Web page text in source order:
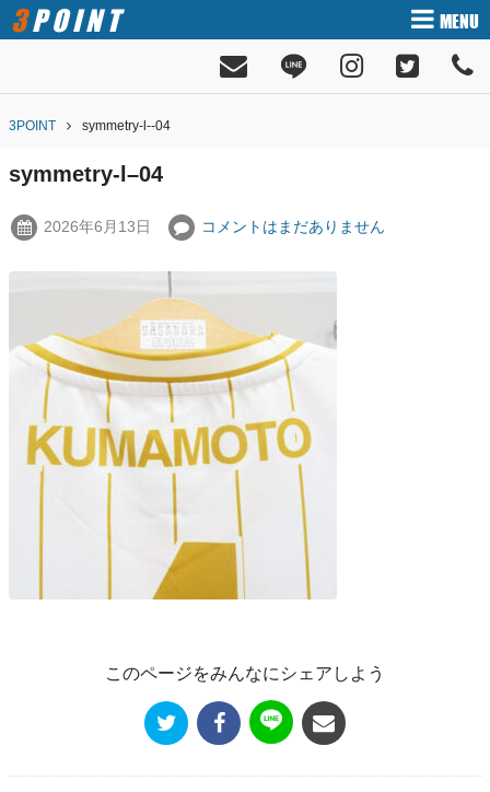
3POINT MENU
3POINT symmetry-l--04
symmetry-l–04
2026年6月13日 コメントはまだありません
このページをみんなにシェアしよう